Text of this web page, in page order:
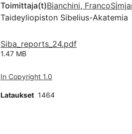
Toimittaja(t)Bianchini, Franco
Taideyliopiston Sibelius-Akatemia
Siba_reports_24.pdf
1.47 MB
In Copyright 1.0
Lataukset 1464